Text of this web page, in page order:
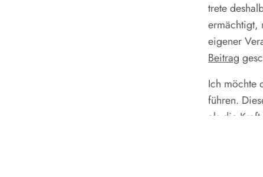
trete
ermächtigt,
eigener
Beitrag
Ich möchte
führen.
als die